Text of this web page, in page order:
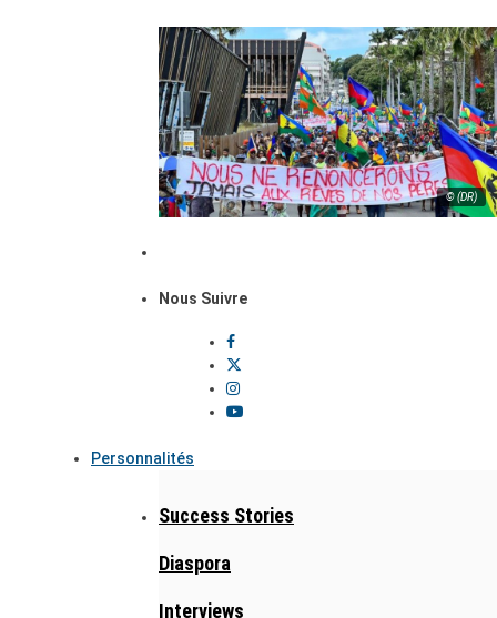
© (DR)
Nous Suivre
Personnalités
Success Stories
Diaspora
Interviews